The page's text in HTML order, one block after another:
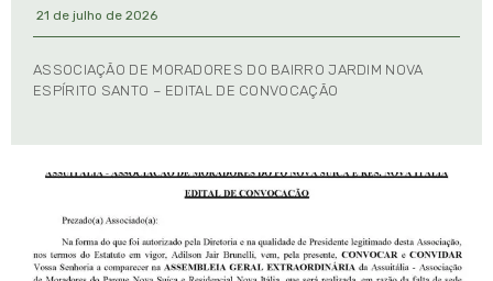
21 de julho de 2026
ASSOCIAÇÃO DE MORADORES DO BAIRRO JARDIM NOVA
ESPÍRITO SANTO – EDITAL DE CONVOCAÇÃO